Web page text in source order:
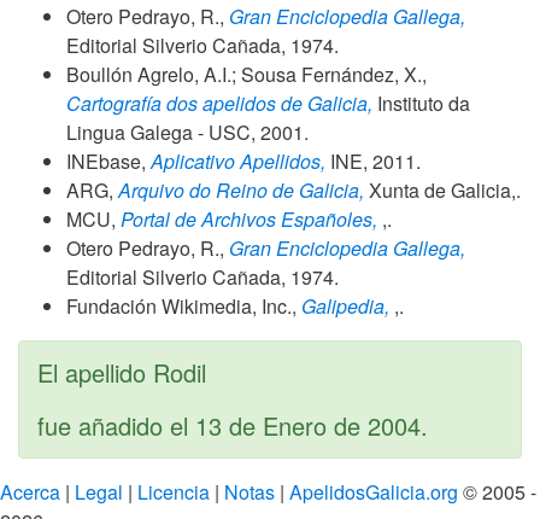
Otero Pedrayo, R., Gran Enciclopedia Gallega,
Editorial Silverio Cañada, 1974.
Boullón Agrelo, A.I.; Sousa Fernández, X.,
Cartografía dos apelidos de Galicia, Instituto da
Lingua Galega - USC, 2001.
INEbase, Aplicativo Apellidos, INE, 2011.
ARG, Arquivo do Reino de Galicia, Xunta de Galicia,.
MCU, Portal de Archivos Españoles, ,.
Otero Pedrayo, R., Gran Enciclopedia Gallega,
Editorial Silverio Cañada, 1974.
Fundación Wikimedia, Inc., Galipedia, ,.
El apellido Rodil
fue añadido el 13 de Enero de 2004.
Acerca | Legal | Licencia | Notas | ApelidosGalicia.org © 2005 -